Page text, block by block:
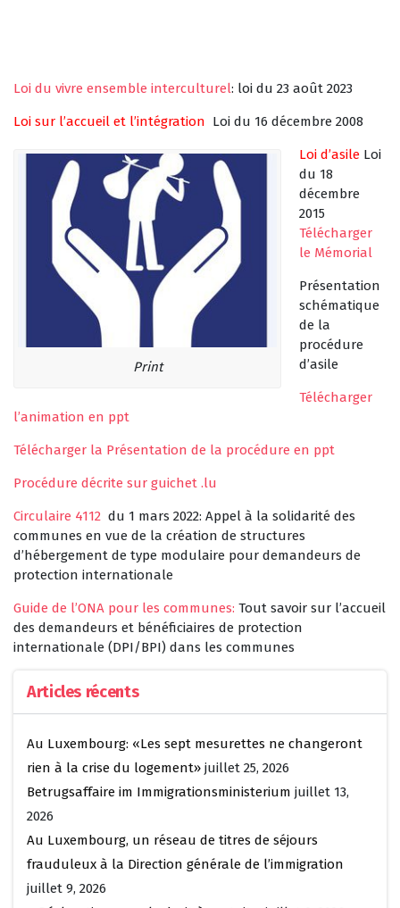
Loi du vivre ensemble interculturel: loi du 23 août 2023
Loi sur l’accueil et l’intégration Loi du 16 décembre 2008
Print
Loi d’asile Loi
du 18
décembre
2015
Télécharger
le Mémorial
Présentation
schématique
de la
procédure
d’asile
Télécharger
l’animation en ppt
Télécharger la Présentation de la procédure en ppt
Procédure décrite sur guichet .lu
Circulaire 4112 du 1 mars 2022: Appel à la solidarité des
communes en vue de la création de structures
d’hébergement de type modulaire pour demandeurs de
protection internationale
Guide de l’ONA pour les communes: Tout savoir sur l’accueil
des demandeurs et bénéficiaires de protection
internationale (DPI/BPI) dans les communes
Articles récents
Au Luxembourg: «Les sept mesurettes ne changeront
rien à la crise du logement» juillet 25, 2026
Betrugsaffaire im Immigrationsministerium juillet 13,
2026
Au Luxembourg, un réseau de titres de séjours
frauduleux à la Direction générale de l’immigration
juillet 9, 2026